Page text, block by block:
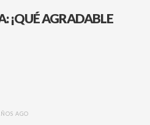
¡QUÉ AGRADABLE
AGO